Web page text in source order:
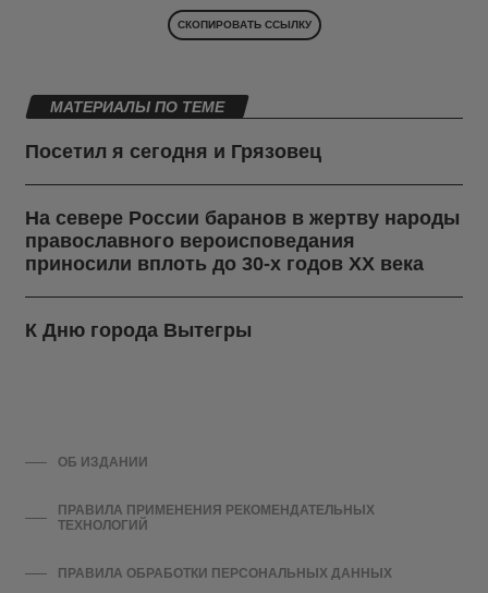
СКОПИРОВАТЬ ССЫЛКУ
МАТЕРИАЛЫ ПО ТЕМЕ
Посетил я сегодня и Грязовец
На севере России баранов в жертву народы
православного вероисповедания
приносили вплоть до 30-х годов ХХ века
К Дню города Вытегры
ОБ ИЗДАНИИ
ПРАВИЛА ПРИМЕНЕНИЯ РЕКОМЕНДАТЕЛЬНЫХ
ТЕХНОЛОГИЙ
ПРАВИЛА ОБРАБОТКИ ПЕРСОНАЛЬНЫХ ДАННЫХ